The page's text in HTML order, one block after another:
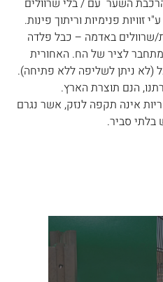
סוג בטון ב' 30. הרכבת השער עם / בלי שרוולים
זוויות פנימיות וריתוך פינות.
באדמה – כבל פלדה
לציר של הח. האחורית
(לא ניתן לשליפה ללא פתיחה).
הנם תוצרת הארץ.
אינה תקפה לנזק, אשר נגרם
בלתי סביר.